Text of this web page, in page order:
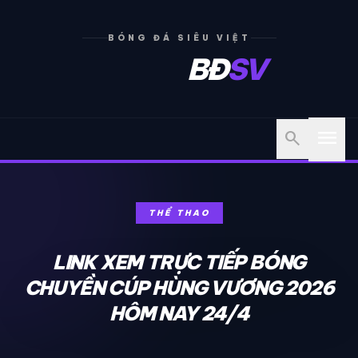
BÓNG ĐÁ SIÊU VIỆT
BĐSV
search
THỂ THAO
LINK XEM TRỰC TIẾP BÓNG
CHUYỀN CÚP HÙNG VƯƠNG 2026
HÔM NAY 24/4